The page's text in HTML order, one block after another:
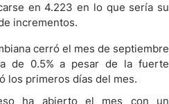
en 4.223 en lo que sería su
incrementos.
cerró el mes de septiembre
de 0.5% a pesar de la fuerte
los primeros días del mes.
ha abierto el mes con un